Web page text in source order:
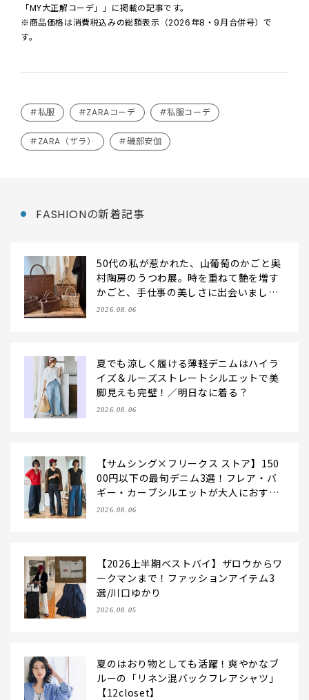
「MY大正解コーデ」」に掲載の記事です。
※商品価格は消費税込みの総額表示（2026年8・9月合併号）で
す。
#私服 #ZARAコーデ #私服コーデ
#ZARA（ザラ） #磯部安伽
FASHIONの新着記事
50代の私が惹かれた、山葡萄のかごと奥
村陶房のうつわ展。時を重ねて艶を増す
かごと、手仕事の美しさに出会いまし
た。【LEE DAYS club tanpopo】
2026.08.06
夏でも涼しく履ける薄軽デニムはハイラ
イズ＆ルーズストレートシルエットで美
脚見えも完璧！／明日なに着る？
2026.08.06
【サムシング×フリークス ストア】150
00円以下の最旬デニム3選！フレア・バ
ギー・カーブシルエットが大人におすす
め
2026.08.06
【2026上半期ベストバイ】ザロウからワ
ークマンまで！ファッションアイテム3
選/川口ゆかり
2026.08.05
夏のはおり物としても活躍！爽やかなブ
ルーの「リネン混バックフレアシャツ」
【12closet】